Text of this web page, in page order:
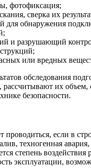
фотофиксация;
сверка их
для обнаружения
и разрушающий
или вредных
обследования
их объем,
безопасности.
проводиться, если в
техногенная авария,
степень
эксплуатации,